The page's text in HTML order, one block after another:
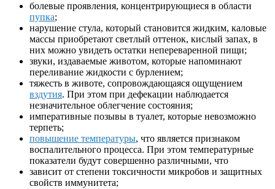
болевые проявления, концентрирующиеся в области
пупка;
нарушение стула, который становится жидким, каловые
массы приобретают светлый оттенок, кислый запах, в
них можно увидеть остатки непереваренной пищи;
звуки, издаваемые животом, которые напоминают
переливание жидкости с бурлением;
тяжесть в животе, сопровождающаяся ощущением
вздутия. При этом при дефекации наблюдается
незначительное облегчение состояния;
императивные позывы в туалет, которые невозможно
терпеть;
повышение температуры, что является признаком
воспалительного процесса. При этом температурные
показатели будут совершенно различными, что
зависит от степени токсичности микробов и защитных
свойств иммунитета;